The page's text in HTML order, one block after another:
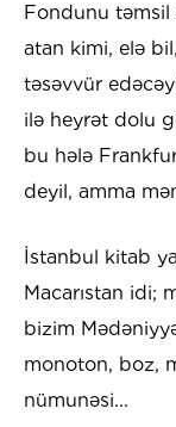
Fondunu təmsil
atan kimi, elə
təsəvvür
ilə heyrət dolu
bu hələ
deyil, amma
İstanbul kitab
Macarıstan idi;
bizim
monoton, boz,
nümunəsi...